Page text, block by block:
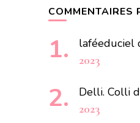
COMMENTAIRES
laféeduciel
2023
Delli. Colli
2023